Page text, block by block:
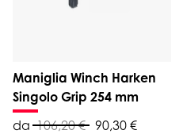
Maniglia Winch Harken
Singolo Grip 254 mm
da 106,20 € 90,30 €